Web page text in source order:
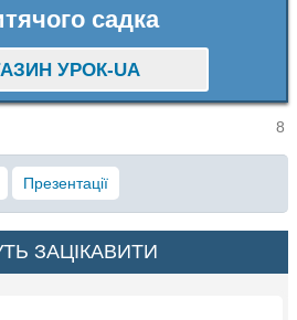
садка
УРОК-UA
8
Презентації
ЗАЦІКАВИТИ